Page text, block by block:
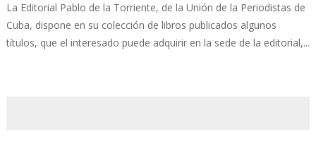
La Editorial Pablo de la Torriente, de la Unión de la Periodistas de
Cuba, dispone en su colección de libros publicados algunos
títulos, que el interesado puede adquirir en la sede de la editorial,...